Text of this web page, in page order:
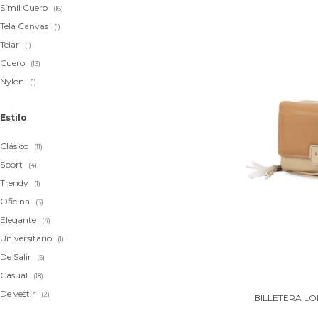
BILLETERA
Símil Cuero (16)
Tela Canvas (1)
Telar (1)
Cuero (13)
Nylon (1)
Estilo
Clásico (11)
Sport (4)
Trendy (1)
Oficina (3)
Elegante (4)
Universitario (1)
De Salir (5)
Casual (18)
De vestir (2)